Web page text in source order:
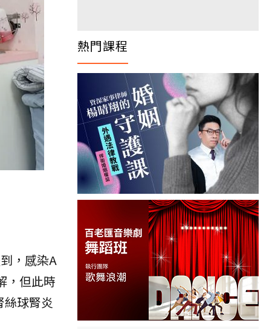
，感染A
，但此時
球腎炎
熱門課程